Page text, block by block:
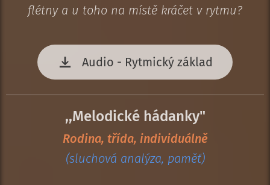
flétny a u toho na místě kráčet v rytmu?
Audio - Rytmický základ
,,Melodické hádanky"
Rodina, třída, individuálně
(sluchová analýza, paměť)